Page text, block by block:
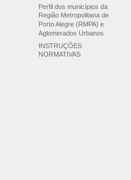
Perfil dos municípios da
Região Metropolitana de
Porto Alegre (RMPA) e
Aglomerados Urbanos
INSTRUÇÕES
NORMATIVAS